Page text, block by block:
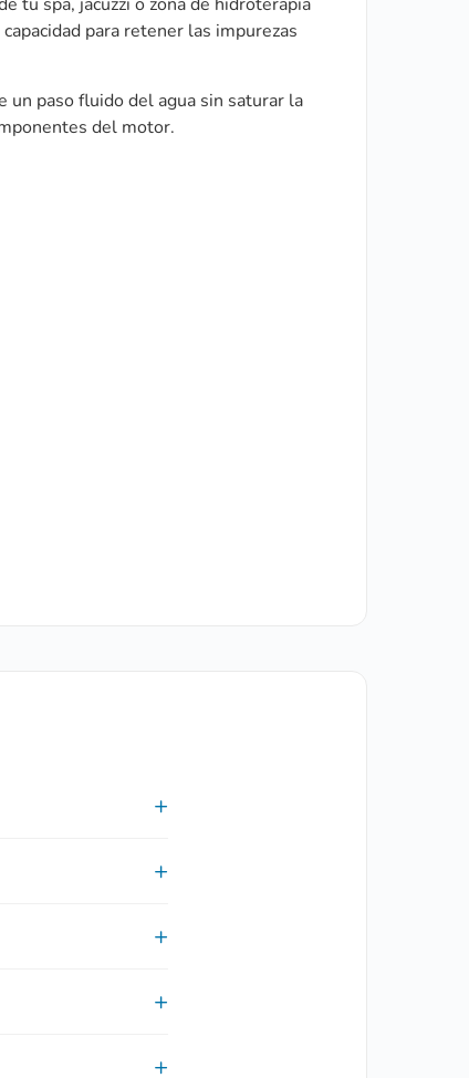
tu spa, jacuzzi o zona de hidroterapia
para retener las impurezas
un paso fluido del agua sin saturar la
del motor.